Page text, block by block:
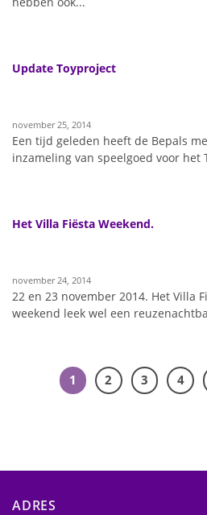
Update Toyproject
november 25, 2014
Een tijd geleden heeft de Bepals
inzameling van speelgoed voor het
Het Villa Fiësta Weekend.
november 24, 2014
22 en 23 november 2014. Het Villa
weekend leek wel een
1 2 3 4
ADRES